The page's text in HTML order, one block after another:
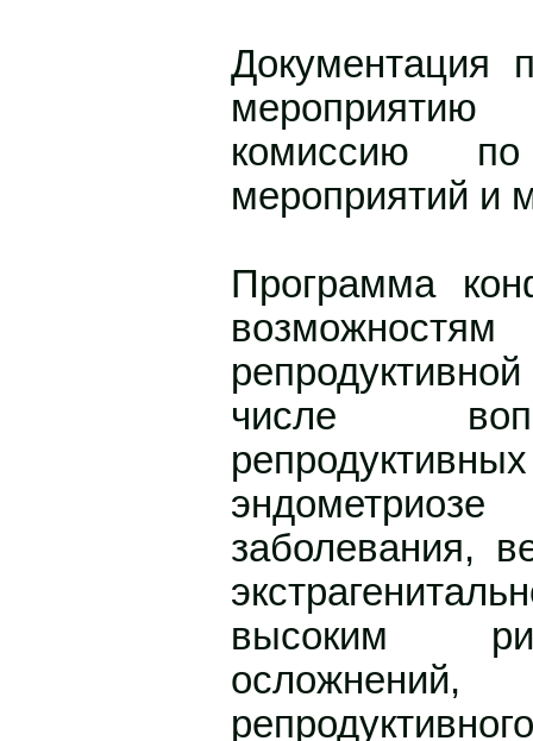
Документация
комиссию
мероприятий и
Программа
числе
заболевания,
высоким